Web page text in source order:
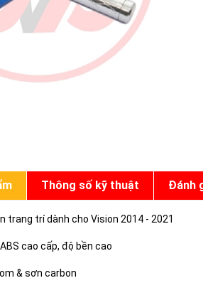
Thông số kỹ thuật Đánh
trang trí dành cho Vision 2014 - 2021
cao cấp, độ bền cao
& sơn carbon